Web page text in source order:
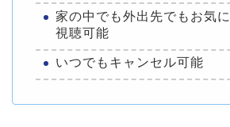
家の中でも外出先でもお気
視聴可能
いつでもキャンセル可能